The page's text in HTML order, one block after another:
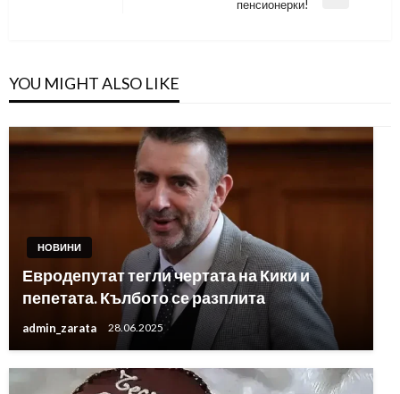
пенсионерки!
YOU MIGHT ALSO LIKE
НОВИНИ
Евродепутат тегли чертата на Кики и
пепетата. Кълбото се разплита
admin_zarata 28.06.2025